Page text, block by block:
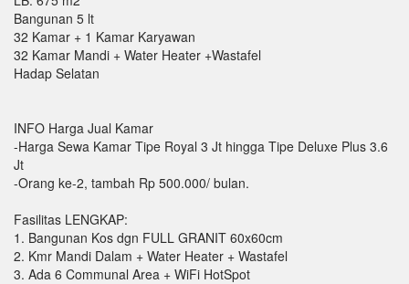
Bangunan 5 lt
32 Kamar + 1 Kamar Karyawan
32 Kamar Mandi + Water Heater +Wastafel
Hadap Selatan
INFO Harga Jual Kamar
-Harga Sewa Kamar Tipe Royal 3 Jt hingga Tipe Deluxe Plus 3.6
Jt
-Orang ke-2, tambah Rp 500.000/ bulan.
Fasilitas LENGKAP:
1. Bangunan Kos dgn FULL GRANIT 60x60cm
2. Kmr Mandi Dalam + Water Heater + Wastafel
3. Ada 6 Communal Area + WiFi HotSpot